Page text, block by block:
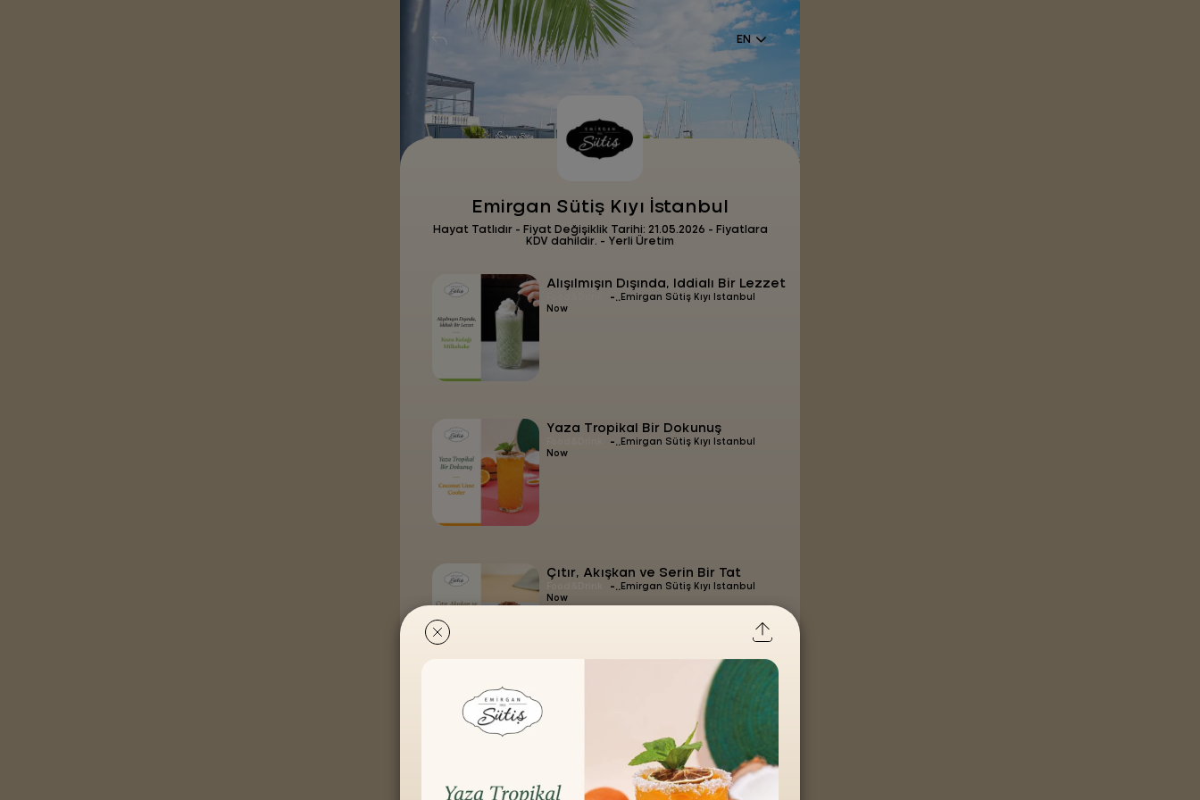
EN
Emirgan Sütiş Kıyı İstanbul
Hayat Tatlıdır - Fiyat Değişiklik Tarihi: 21.05.2026 - Fiyatlara
KDV dahildir. - Yerli Üretim
Alışılmışın Dışında, İddialı Bir Lezzet
-Emirgan Sütiş Kıyı İstanbul
Now
Yaza Tropikal Bir Dokunuş
-Emirgan Sütiş Kıyı İstanbul
Now
Çıtır, Akışkan ve Serin Bir Tat
-Emirgan Sütiş Kıyı İstanbul
Now
Emirgan Sütiş Kıyı İstanbul